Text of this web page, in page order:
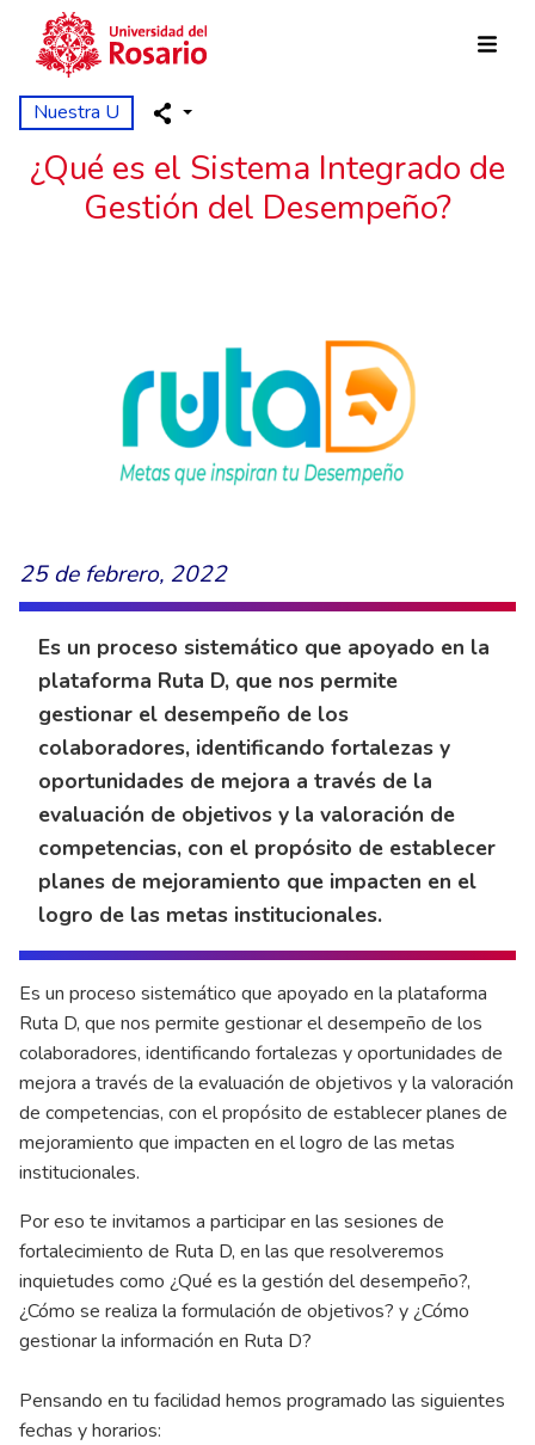
Pasar al contenido principal
Nuestra U
¿Qué es el Sistema Integrado de
Gestión del Desempeño?
25 de febrero, 2022
Es un proceso sistemático que apoyado en la
plataforma Ruta D, que nos permite
gestionar el desempeño de los
colaboradores, identificando fortalezas y
oportunidades de mejora a través de la
evaluación de objetivos y la valoración de
competencias, con el propósito de establecer
planes de mejoramiento que impacten en el
logro de las metas institucionales.
Es un proceso sistemático que apoyado en la plataforma
Ruta D, que nos permite gestionar el desempeño de los
colaboradores, identificando fortalezas y oportunidades de
mejora a través de la evaluación de objetivos y la valoración
de competencias, con el propósito de establecer planes de
mejoramiento que impacten en el logro de las metas
institucionales.
Por eso te invitamos a participar en las sesiones de
fortalecimiento de Ruta D, en las que resolveremos
inquietudes como ¿Qué es la gestión del desempeño?,
¿Cómo se realiza la formulación de objetivos? y ¿Cómo
gestionar la información en Ruta D?
Pensando en tu facilidad hemos programado las siguientes
fechas y horarios: